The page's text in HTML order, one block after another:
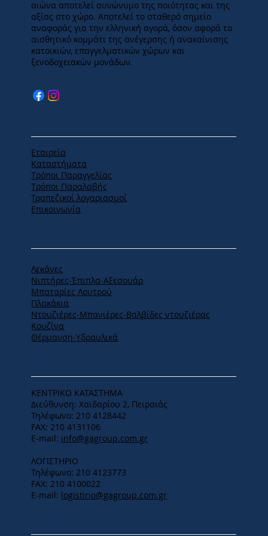
Εταιρεία
Καταστήματα
Tρόποι Παραγγελίας
Tρόποι Παραλαβής
Τραπεζικοί λογαριασμοί
Επικοινωνία
ΚΕΝΤΡΙΚΟ ΚΑΤΑΣΤΗΜΑ
Διεύθυνση: Χαϊδαρίου 2, Πειραιάς
Τηλέφωνο: 210 4128442
FAX: 210 4131106
E-mail: info@gagroup.com.gr
ΛΟΓΙΣΤΗΡΙΟ
Τηλέφωνο: 210 4123773
FAX: 210 4100022
E-mail: logistirio@gagroup.com.gr
αιώνα αποτελεί συνώνυμο της ποιότητας και της
αξίας στο χώρο. Αποτελεί το σταθερό σημείο
αναφοράς για την ελληνική αγορά, όσον αφορά το
αισθητικό κομμάτι της ανέγερσης ή ανακαίνισης
κατοικιών, επαγγελματικών χώρων και
ξενοδοχειακών μονάδων.
Λεκάνες
Νιπτήρες-Έπιπλα-Αξεσουάρ
Μπαταρίες Λουτρού
Πλακάκια
Ντουζιέρες-Μπανιέρες-Βαλβίδες ντουζιέρας
Κουζίνα
Θέρμανση-Υδραυλικά